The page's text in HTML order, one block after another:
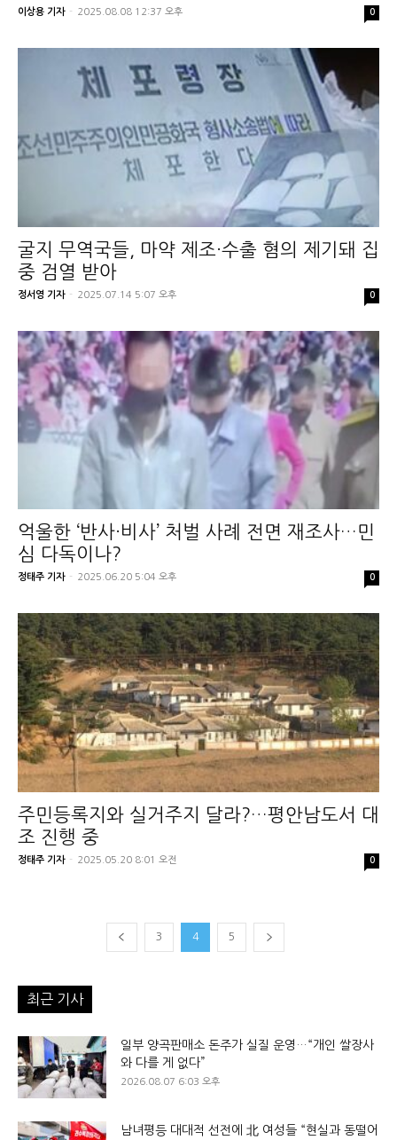
이상용 기자 - 2025.08.08 12:37 오후 0
굴지 무역국들, 마약 제조·수출 혐의 제기돼 집
중 검열 받아
정서영 기자 - 2025.07.14 5:07 오후 0
억울한 ‘반사·비사’ 처벌 사례 전면 재조사…민
심 다독이나?
정태주 기자 - 2025.06.20 5:04 오후 0
주민등록지와 실거주지 달라?…평안남도서 대
조 진행 중
정태주 기자 - 2025.05.20 8:01 오전 0
3 4 5
최근 기사
일부 양곡판매소 돈주가 실질 운영…“개인 쌀장사
와 다를 게 없다”
2026.08.07 6:03 오후
남녀평등 대대적 선전에 北 여성들 “현실과 동떨어